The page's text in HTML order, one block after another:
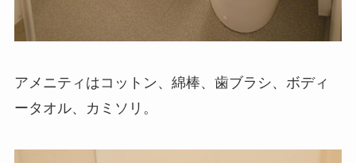
アメニティはコットン、綿棒、歯ブラシ、ボディ
ータオル、カミソリ。